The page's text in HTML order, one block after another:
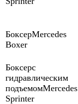
БоксерMercedes
Boxer
Боксерс
гидравлическим
подъемомMercedes
Sprinter